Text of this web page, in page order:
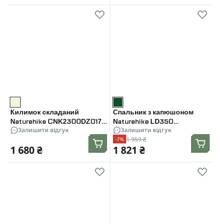
Килимок складаний
Naturehike CNK2300DZ017
IXPE, із алюмінієвою
Залишити відгук
1 680 ₴
Спальник з капюшоном
Naturehike LD350
CNK2300SD016, темно-
зелений
Залишити відгук
-7% 1 959 ₴
1 821 ₴